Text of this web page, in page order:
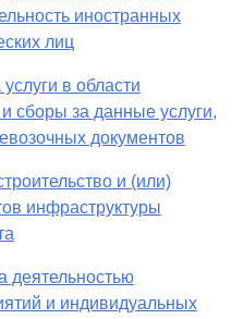
иностранных
лиц
в области
сборы за данные услуги,
документов
и (или)
инфраструктуры
деятельностью
и индивидуальных